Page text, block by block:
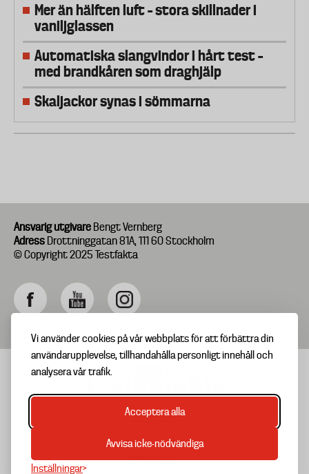
Vi använder cookies på vår webbplats för att förbättra din
användarupplevelse, tillhandahålla personligt innehåll och
analysera vår trafik.
Acceptera alla
Avvisa icke-nödvändiga
Inställningar
Mer än hälften luft – stora skillnader i
vaniljglassen
Automatiska slangvindor i hårt test –
med brandkåren som draghjälp
Skaljackor synas i sömmarna
Ansvarig utgivare Bengt Vernberg
Adress Drottninggatan 81A, 111 60 Stockholm
© Copyright 2025 Testfakta
Footer
menu
TIPSA OSS
OM TESTFAKTA
NYHETSBREV